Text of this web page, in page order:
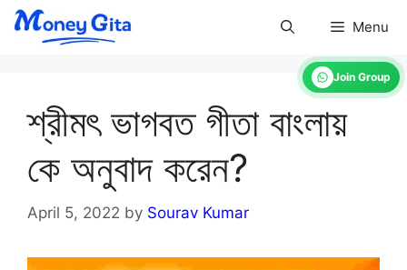
Join Group
Skip
Menu
শ্রীমৎ ভাগবত গীতা বাংলায়
কে অনুবাদ করেন?
April 5, 2022 by Sourav Kumar